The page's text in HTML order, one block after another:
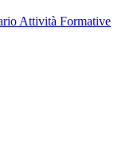
Attività Formative